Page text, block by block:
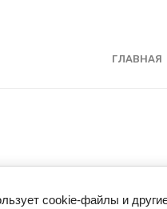
ГЛАВНАЯ
cookie-файлы и